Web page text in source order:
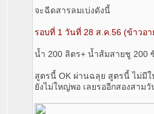
จะฉีดสารลมเบ่งดังนี้
รอบที่ 1 วันที่ 28 ส.ค.56 (ข้าวอา
น้ำ 200 ลิตร+ น้ำส้มสายชู 200
สูตรนี้ OK ผ่านฉลุย สูตรนี้ ไม่มี
ยังไม่ใหญ่พอ เลยรออีกสองสาม